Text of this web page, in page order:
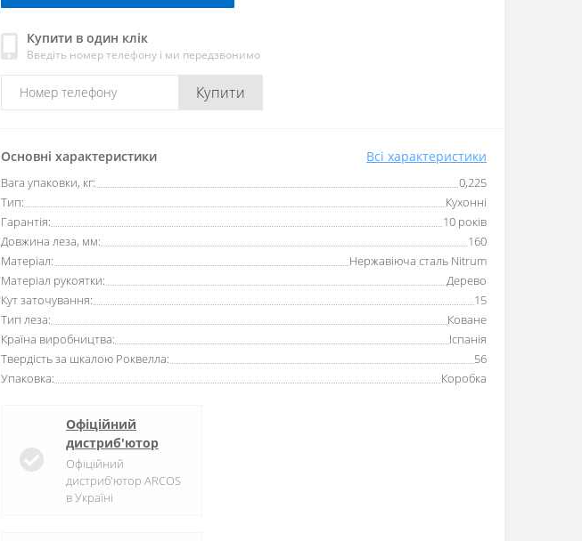
Купити в один клік
Введіть номер телефону і ми передзвонимо
Купити
Основні характеристики Всі характеристики
Вага упаковки, кг:
0,225
Тип:
Кухонні
Гарантія:
10 років
Довжина леза, мм:
160
Матеріал:
Нержавіюча сталь Nitrum
Матеріал рукоятки:
Дерево
Кут заточування:
15
Тип леза:
Коване
Країна виробництва:
Іспанія
Твердість за шкалою Роквелла:
56
Упаковка:
Коробка
Офіційний
дистриб'ютор
Офіційний
дистриб'ютор ARCOS
в Україні